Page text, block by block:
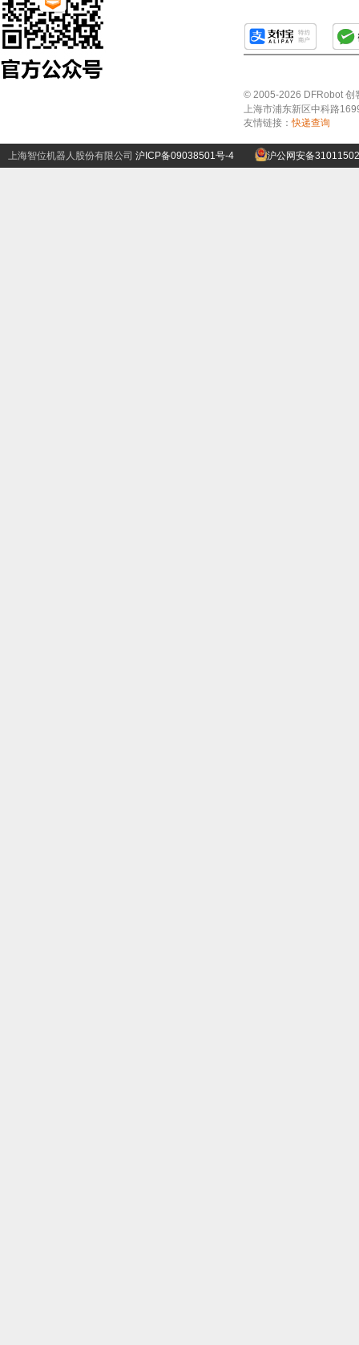
© 2005-2026 DFRobot 创
上海市浦东新区中科路
友情链接：快递查询
上海智位机器人股份有限公司 沪ICP备09038501号-4 沪公网安备